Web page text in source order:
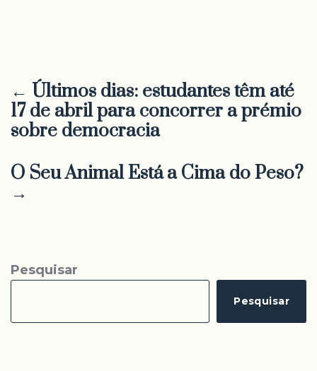
← Últimos dias: estudantes têm até
17 de abril para concorrer a prémio
sobre democracia
O Seu Animal Está a Cima do Peso?
→
Pesquisar
Pesquisar